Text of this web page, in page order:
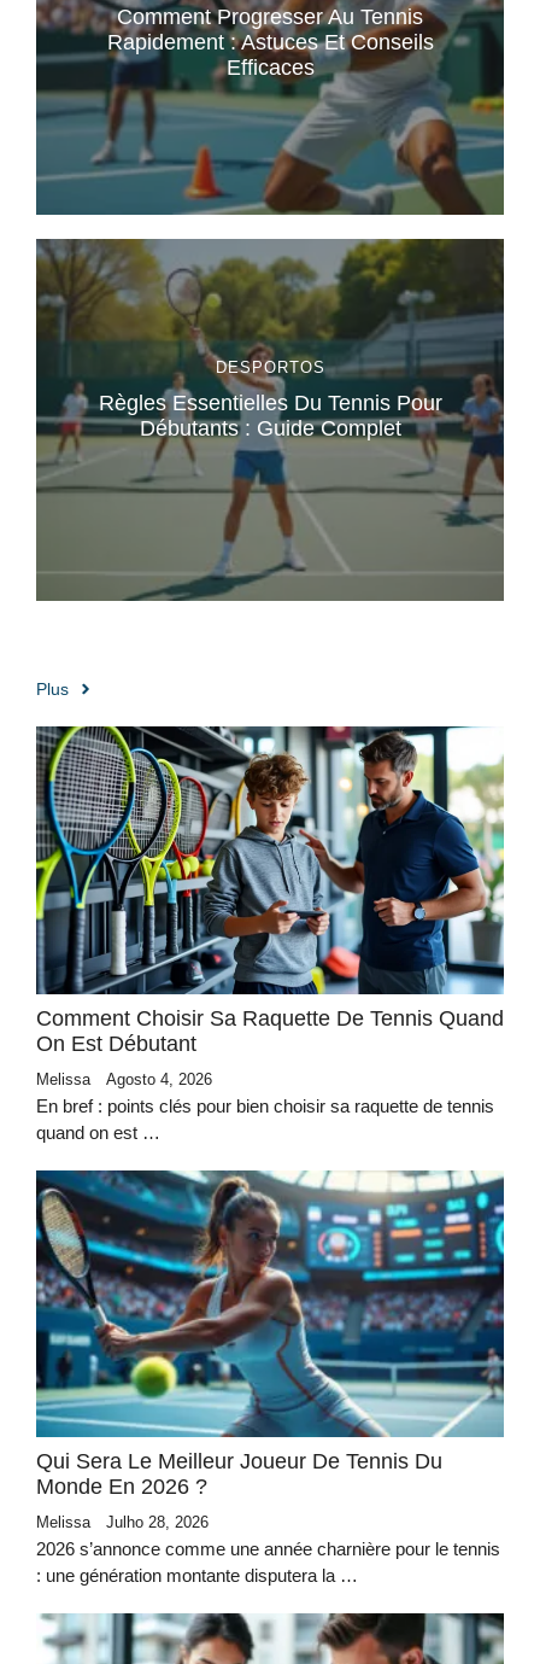
Comment Progresser Au Tennis
Rapidement : Astuces Et Conseils
Efficaces
DESPORTOS
Règles Essentielles Du Tennis Pour
Débutants : Guide Complet
Plus
Comment Choisir Sa Raquette De Tennis Quand
On Est Débutant
Melissa Agosto 4, 2026
En bref : points clés pour bien choisir sa raquette de tennis
quand on est …
Qui Sera Le Meilleur Joueur De Tennis Du
Monde En 2026 ?
Melissa Julho 28, 2026
2026 s’annonce comme une année charnière pour le tennis
: une génération montante disputera la …